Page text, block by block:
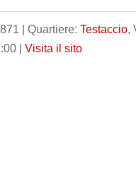
| Quartiere:Testaccio,
|Visita il sito